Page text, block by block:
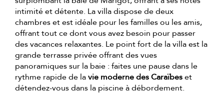
intimité et détente. La villa dispose de deux
chambres et est idéale pour les familles ou les amis,
offrant tout ce dont vous avez besoin pour passer
des vacances relaxantes. Le point fort de la villa est la
grande terrasse privée offrant des vues
panoramiques sur la baie : faites une pause dans le
rythme rapide de lavie moderne des Caraïbeset
détendez-vous dans la piscine à débordement.